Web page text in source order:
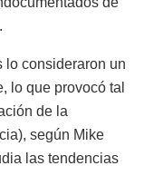
lo consideraron un
lo que provocó tal
de la
según Mike
las tendencias